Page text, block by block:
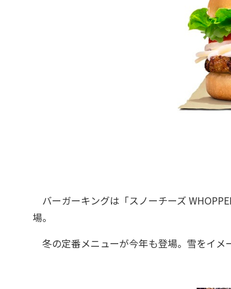
バーガーキングは「スノーチーズ
場。
冬の定番メニューが今年も登場。雪をイメ